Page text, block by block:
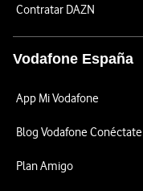
Contratar DAZN
Vodafone España
App Mi Vodafone
Blog Vodafone Conéctate
Plan Amigo